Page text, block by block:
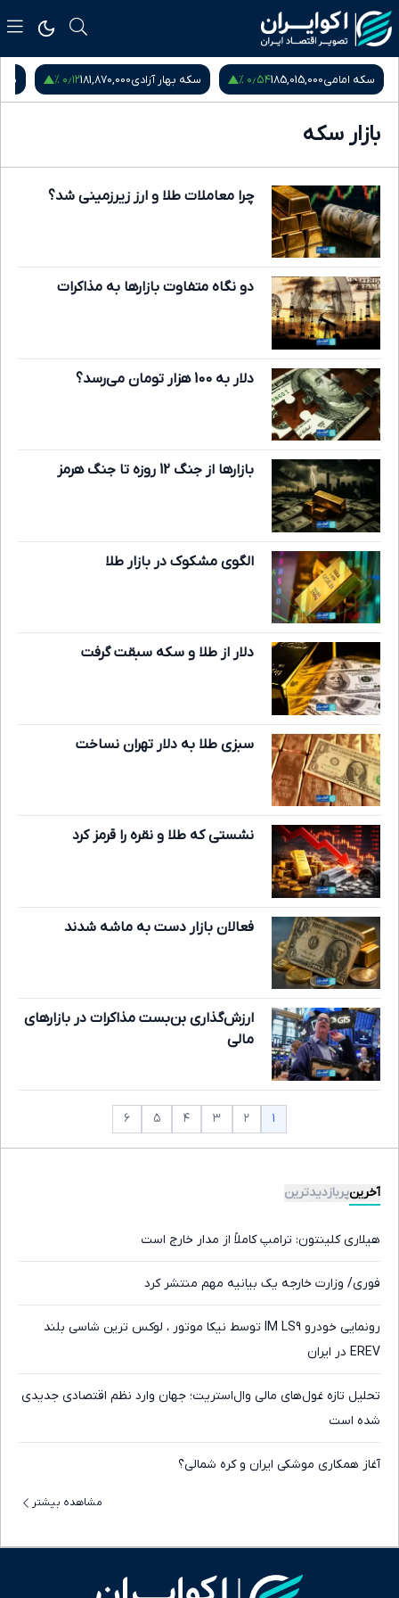
سکه امامی185,015,000۰٫۵۴ % سکه بهار آزادی181,870,000۰٫۱۲ %
بازار سکه
چرا معاملات طلا و ارز زیرزمینی شد؟
دو نگاه متفاوت بازارها به مذاکرات
دلار به 100 هزار تومان می‌رسد؟
بازارها از جنگ 12 روزه تا جنگ هرمز
الگوی مشکوک در بازار طلا
دلار از طلا و سکه سبقت گرفت
سبزی طلا به دلار تهران نساخت
نشستی که طلا و نقره را قرمز کرد
فعالان بازار دست به ماشه شدند
ارزش‌گذاری بن‌بست مذاکرات در بازارهای
مالی
۱ ۲ ۳ ۴ ۵ ۶
آخرینپربازدیدترین
هیلاری کلینتون: ترامپ کاملاً از مدار خارج است
فوری/ وزارت خارجه یک بیانیه مهم منتشر کرد
رونمایی خودرو IM LS9 توسط نیکا موتور ، لوکس ترین شاسی بلند
EREV در ایران
تحلیل تازه غول‌های مالی وال‌استریت؛ جهان وارد نظم اقتصادی جدیدی
شده است
آغاز همکاری موشکی ایران و کره شمالی؟
مشاهده بیشتر